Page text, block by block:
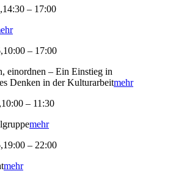
– 17:00
– 17:00
einordnen – Ein Einstieg in
Denken in der Kulturarbeitmehr
– 11:30
mehr
– 22:00
mehr